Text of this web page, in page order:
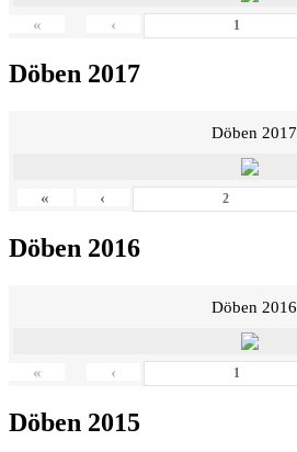
« ‹
Döben 2017
Döben 2017
« ‹
Döben 2016
Döben 2016
« ‹
Döben 2015